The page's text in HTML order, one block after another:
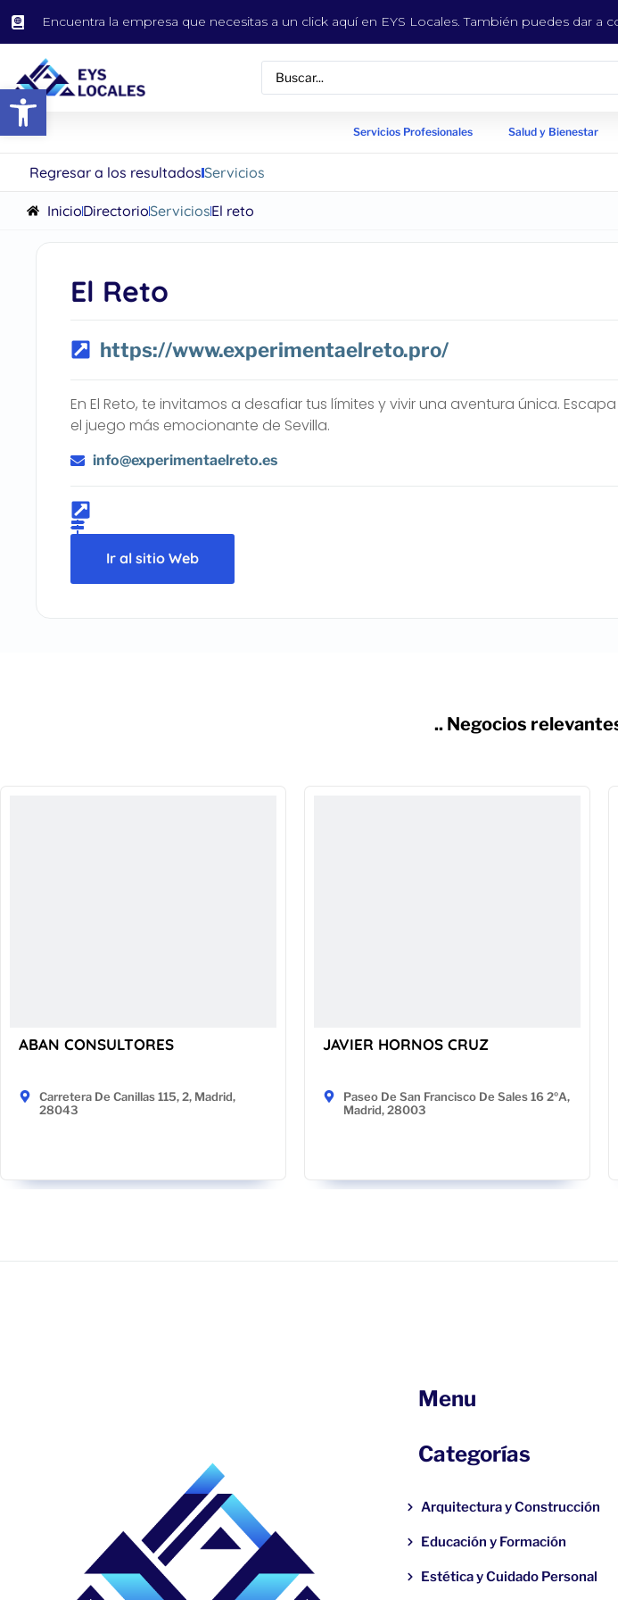
Abrir barra de herramientas
Encuentra la empresa que necesitas a un click aquí en EYS Locales. También puedes dar a
Servicios Profesionales Salud y Bienestar
Regresar a los resultadosServicios
InicioDirectorioServiciosEl reto
El Reto
https://www.experimentaelreto.pro/
En El Reto, te invitamos a desafiar tus límites y vivir una aventura única.
el juego más emocionante de Sevilla.
info@experimentaelreto.es
Ir al sitio Web
.. Negocios
ABAN CONSULTORES
Carretera De Canillas 115, 2, Madrid,
28043
JAVIER HORNOS CRUZ
Paseo De San Francisco De Sales 16 2ºA,
Madrid, 28003
Menu
Categorías
Arquitectura y Construcción
Educación y Formación
Estética y Cuidado Personal